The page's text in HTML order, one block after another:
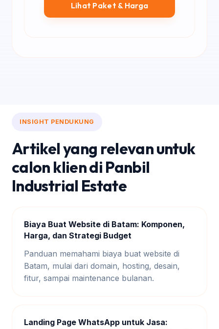
Lihat Paket & Harga
INSIGHT PENDUKUNG
Artikel yang relevan untuk
calon klien di Panbil
Industrial Estate
Biaya Buat Website di Batam: Komponen,
Harga, dan Strategi Budget
Panduan memahami biaya buat website di
Batam, mulai dari domain, hosting, desain,
fitur, sampai maintenance bulanan.
Landing Page WhatsApp untuk Jasa: